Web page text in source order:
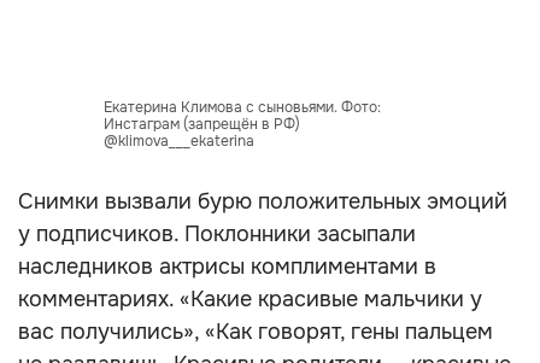
Екатерина Климова с сыновьями. Фото:
Инстаграм (запрещён в РФ)
@klimova___ekaterina
Снимки вызвали бурю положительных эмоций
у подписчиков. Поклонники засыпали
наследников актрисы комплиментами в
комментариях. «Какие красивые мальчики у
вас получились», «Как говорят, гены пальцем